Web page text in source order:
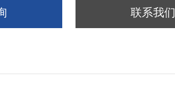
联系我们